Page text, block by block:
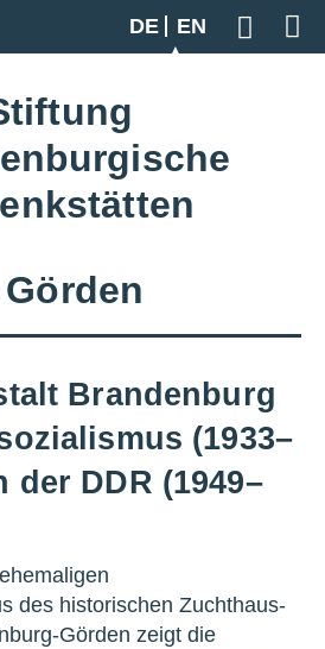
DE
EN
Geben
Go back to overview
Brandenburg
(1933–
der DDR (1949–
des historischen Zuchthaus-
Görden zeigt die